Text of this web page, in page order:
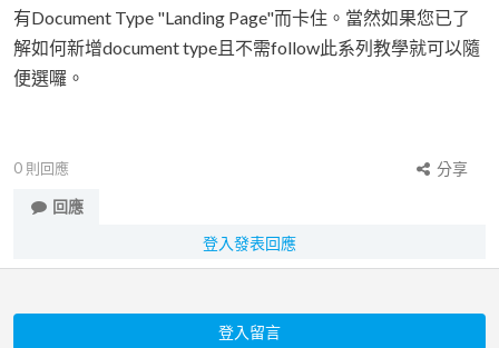
有Document Type "Landing Page"而卡住。當然如果您已了
解如何新增document type且不需follow此系列教學就可以隨
便選囉。
0 則回應
分享
回應
登入發表回應
登入留言